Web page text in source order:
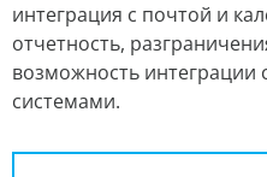
интеграция с почтой и
отчетность,
возможность
системами.